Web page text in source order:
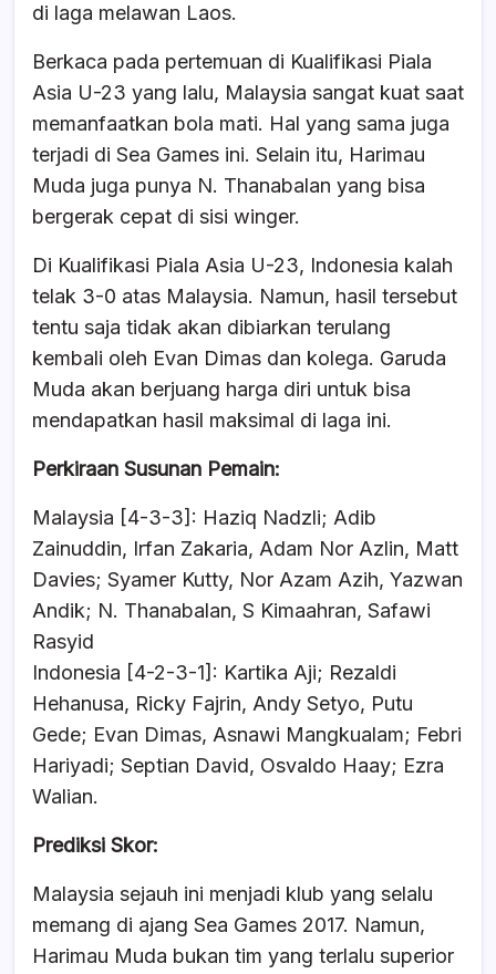
di laga melawan Laos.
Berkaca pada pertemuan di Kualifikasi Piala
Asia U-23 yang lalu, Malaysia sangat kuat saat
memanfaatkan bola mati. Hal yang sama juga
terjadi di Sea Games ini. Selain itu, Harimau
Muda juga punya N. Thanabalan yang bisa
bergerak cepat di sisi winger.
Di Kualifikasi Piala Asia U-23, Indonesia kalah
telak 3-0 atas Malaysia. Namun, hasil tersebut
tentu saja tidak akan dibiarkan terulang
kembali oleh Evan Dimas dan kolega. Garuda
Muda akan berjuang harga diri untuk bisa
mendapatkan hasil maksimal di laga ini.
Perkiraan Susunan Pemain:
Malaysia [4-3-3]: Haziq Nadzli; Adib
Zainuddin, Irfan Zakaria, Adam Nor Azlin, Matt
Davies; Syamer Kutty, Nor Azam Azih, Yazwan
Andik; N. Thanabalan, S Kimaahran, Safawi
Rasyid
Indonesia [4-2-3-1]: Kartika Aji; Rezaldi
Hehanusa, Ricky Fajrin, Andy Setyo, Putu
Gede; Evan Dimas, Asnawi Mangkualam; Febri
Hariyadi; Septian David, Osvaldo Haay; Ezra
Walian.
Prediksi Skor:
Malaysia sejauh ini menjadi klub yang selalu
memang di ajang Sea Games 2017. Namun,
Harimau Muda bukan tim yang terlalu superior